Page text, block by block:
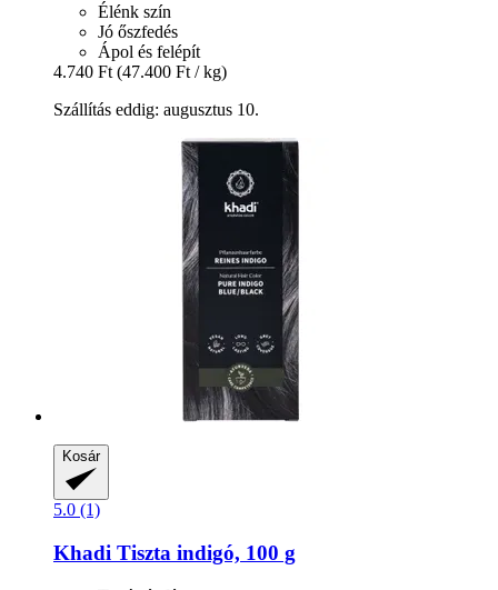
Élénk szín
Jó őszfedés
Ápol és felépít
4.740 Ft (47.400 Ft / kg)
Szállítás eddig: augusztus 10.
Kosár
5.0 (1)
Khadi Tiszta indigó, 100 g